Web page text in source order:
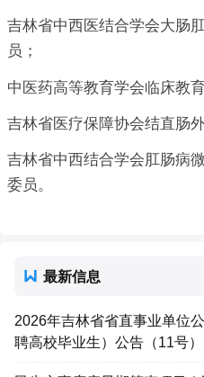
吉林省中西医结合学会大肠
员；
中医药高等教育学会临床教
吉林省医疗保障协会结直肠
吉林省中西结合学会肛肠病
委员。
最新信息
2026年吉林省省直事业单位
聘高校毕业生）公告（11号